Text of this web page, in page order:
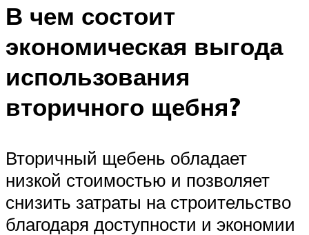
В чем состоит
экономическая выгода
использования
вторичного щебня?
Вторичный щебень обладает
низкой стоимостью и позволяет
снизить затраты на строительство
благодаря доступности и экономии